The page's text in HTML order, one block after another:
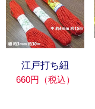
江戸打ち紐
660円（税込）